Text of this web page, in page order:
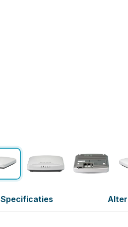
Specificaties